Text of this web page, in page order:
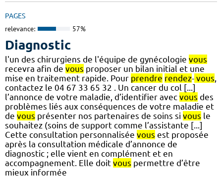
PAGES
relevance: 57%
Diagnostic
l'un des chirurgiens de l'équipe de gynécologie vous
recevra afin de vous proposer un bilan initial et une
mise en traitement rapide. Pour prendre rendez- vous,
contactez le 04 67 33 65 32 . Un cancer du col [...]
l’annonce de votre maladie, d’identifier avec vous des
problèmes liés aux conséquences de votre maladie et
de vous présenter nos partenaires de soins si vous le
souhaitez (soins de support comme l’assistante [...]
Cette consultation personnalisée vous est proposée
après la consultation médicale d’annonce de
diagnostic ; elle vient en complément et en
accompagnement. Elle doit vous permettre d’être
mieux informée